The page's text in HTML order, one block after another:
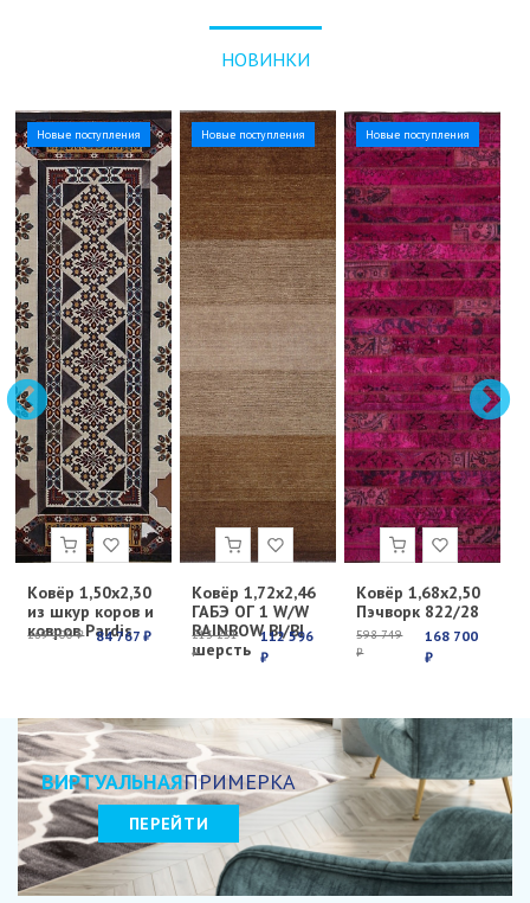
НОВИНКИ
Новые поступления
Ковёр 1,50х2,30
из шкур коров и
ковров Pardis
269 100 ₽ 84 767 ₽
Новые поступления
Ковёр 1,72х2,46
ГАБЭ ОГ 1 W/W
RAINBOW BI/BI
шерсть
213 251
₽
112 596
₽
Новые поступления
Ковёр 1,68х2,50
Пэчворк 822/28
598 749
₽
168 700
₽
ВИРТУАЛЬНАЯПРИМЕРКА
ПЕРЕЙТИ